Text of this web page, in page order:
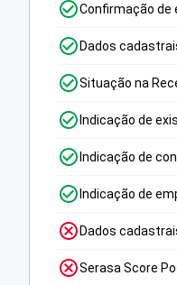
Confirmação de
Dados
Situação na
Indicação de
Indicação de
Indicação de
Dados
Serasa Score